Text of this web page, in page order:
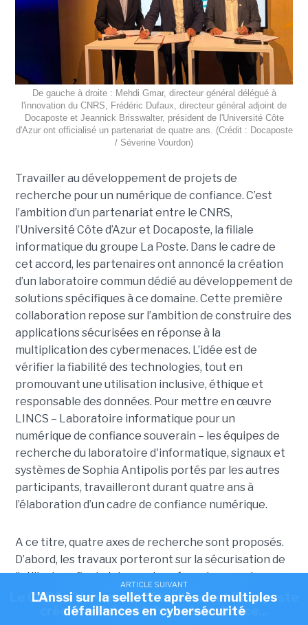
ARTICLE SUIVANT
Le CNRS, l'Université Côte d'Azur et Docaposte
créent un laboratoire axé confiance...
De gauche à droite : Mehdi Gmar, directeur général délégué à
l'innovation du CNRS, Frédéric Dufaux, directeur général adjoint de
Docaposte et Jeannick Brisswalter, président de l'Université Côte
d'Azur ont officialisé un partenariat de quatre ans. (Crédit : Docaposte
/ Séverine Vourdon)
Travailler au développement de projets de
recherche pour un numérique de confiance. C’est
l’ambition d’un partenariat entre le CNRS,
l’Université Côte d’Azur et Docaposte, la filiale
informatique du groupe La Poste. Dans le cadre de
cet accord, les partenaires ont annoncé la création
d’un laboratoire commun dédié au développement de
solutions spécifiques à ce domaine. Cette première
collaboration repose sur l’ambition de construire des
applications sécurisées en réponse à la
multiplication des cybermenaces. L’idée est de
vérifier la fiabilité des technologies, tout en
promouvant une utilisation inclusive, éthique et
responsable des données. Pour mettre en œuvre
LINCS – Laboratoire informatique pour un
numérique de confiance souverain – les équipes de
recherche du laboratoire d'informatique, signaux et
systèmes de Sophia Antipolis portés par les autres
participants, travailleront durant quatre ans à
l’élaboration d’un cadre de confiance numérique.
A ce titre, quatre axes de recherche sont proposés.
D’abord, les travaux porteront sur la sécurisation de
l’utilisateur final et de ses données a travers des
environnements d’exécution protégés. Ensuite, les
projets s’appuieront sur l’utilisation de jumeaux
ARTICLE SUIVANT
L'Anssi sur la sellette après de multiples
défaillances en cybersécurité